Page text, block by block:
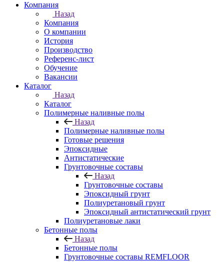
Компания
Назад
Компания
О компании
История
Производство
Референс-лист
Обучение
Вакансии
Каталог
Назад
Каталог
Полимерные наливные полы
Назад
Полимерные наливные полы
Готовые решения
Эпоксидные
Антистатические
Грунтовочные составы
Назад
Грунтовочные составы
Эпоксидный грунт
Полиуретановый грунт
Эпоксидный антистатический грунт
Полиуретановые лаки
Бетонные полы
Назад
Бетонные полы
Грунтовочные составы REMFLOOR